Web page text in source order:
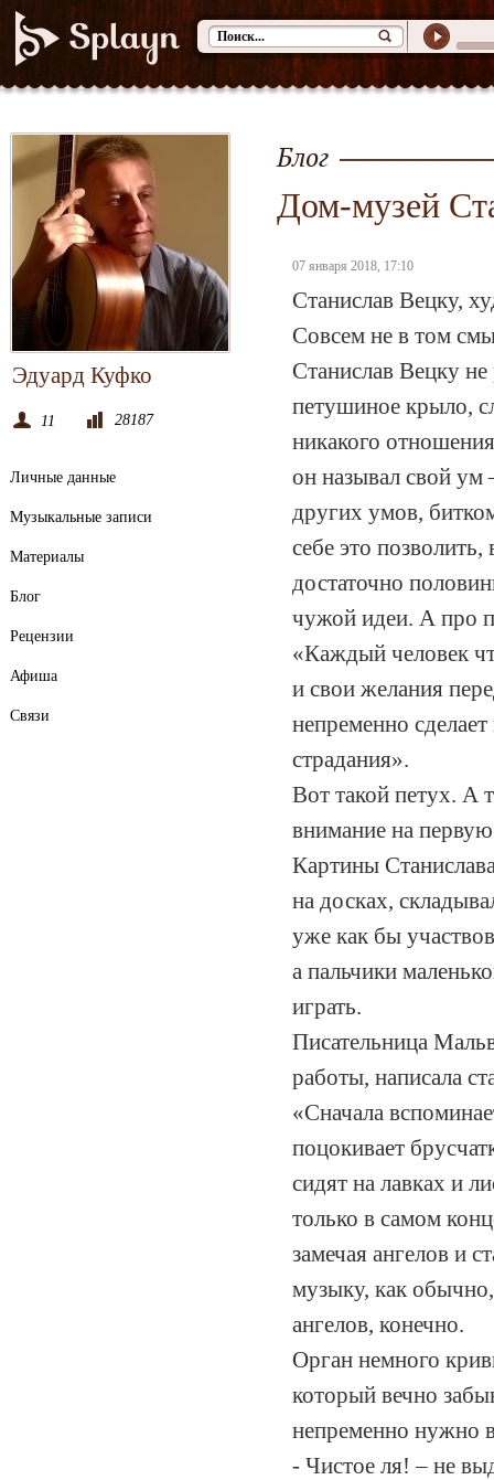
Эдуард Куфко
11 28187
Личные данные
Музыкальные записи
Материалы
Блог
Рецензии
Афиша
Связи
Блог
Дом-музей
07 января 2018, 17:10
Станислав Вецку,
Совсем не в том
Станислав Вецку
петушиное крыло,
никакого
он называл свой ум
других умов,
себе это
достаточно
чужой идеи. А про
«Каждый человек
и свои желания
непременно
страдания».
Вот такой петух. А
внимание на
Картины
на досках,
уже как бы
а пальчики
играть.
Писательница
работы, написала
«Сначала
поцокивает
сидят на лавках и
только в самом
замечая ангелов и
музыку, как обычно,
ангелов, конечно.
Орган немного
который вечно
непременно нужно
- Чистое ля! – не